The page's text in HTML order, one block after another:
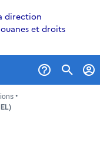
direction
et droits